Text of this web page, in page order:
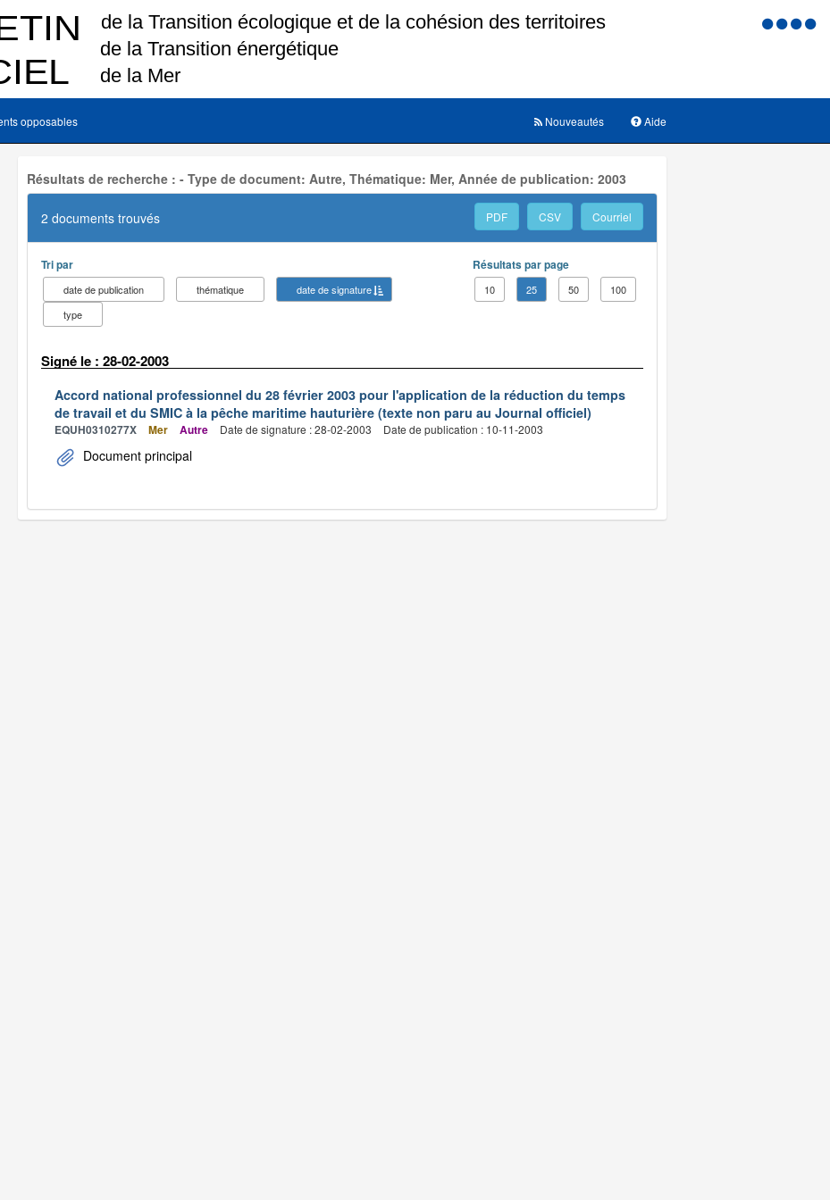
Menu
opposables Aide
Nouveautés
Résultats de recherche : - Type de document: Autre, Thématique: Mer, Année de publication: 2003
2 documents trouvés PDF CSV Courriel
Tri par
date de publication thématique
date de signature
type
Résultats par page
10 25 50 100
Signé le : 28-02-2003
Accord national professionnel du 28 février 2003 pour l'application de la réduction du temps
de travail et du SMIC à la pêche maritime hauturière (texte non paru au Journal officiel)
EQUH0310277X Mer Autre Date de signature : 28-02-2003 Date de publication : 10-11-2003
Document principal